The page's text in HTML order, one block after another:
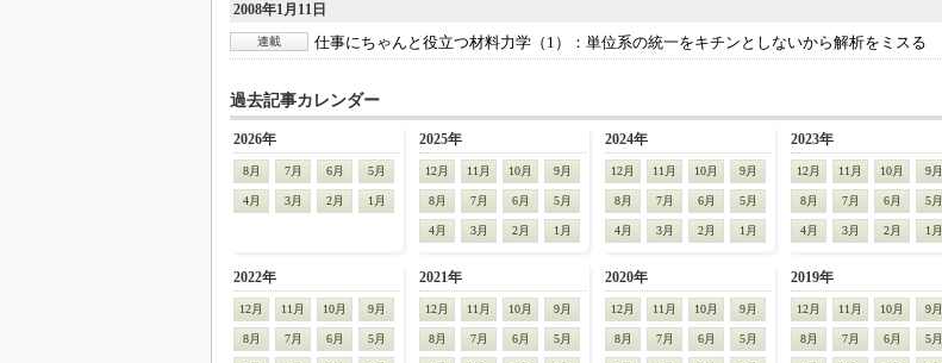
2008年1月11日
連載 仕事にちゃんと役立つ材料力学（1）： 単位系の統一をキチンとしないから解析をミスる
過去記事カレンダー
2026年
8月 7月 6月 5月
4月 3月 2月 1月
2025年
12月 11月 10月 9月
8月 7月 6月 5月
4月 3月 2月 1月
2024年
12月 11月 10月 9月
8月 7月 6月 5月
4月 3月 2月 1月
2023年
12月 11月 10月 9月
8月 7月 6月 5月
4月 3月 2月 1月
2022年
12月 11月 10月 9月
8月 7月 6月 5月
2021年
12月 11月 10月 9月
8月 7月 6月 5月
2020年
12月 11月 10月 9月
8月 7月 6月 5月
2019年
12月 11月 10月 9月
8月 7月 6月 5月